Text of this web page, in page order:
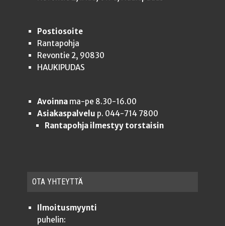
Postiosoite
Rantapohja
Revontie 2, 90830
HAUKIPUDAS
Avoinnama-pe 8.30-16.00
Asiakaspalvelu p. 044-714 7800
Rantapohja ilmestyy torstaisin
OTA YHTEYT­TÄ
Ilmoitusmyynti
puhelin: